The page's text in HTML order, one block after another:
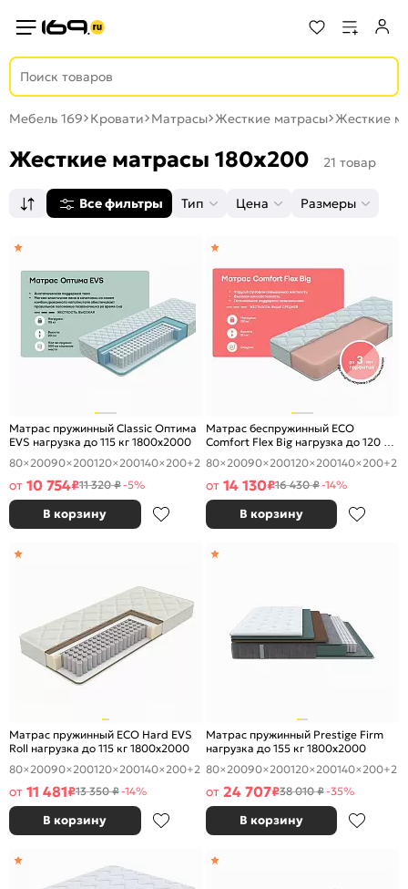
Мебель 169 Кровати Матрасы Жесткие матрасы Жесткие
Жесткие матрасы 180x200 21 товар
Все фильтры Тип Цена Размеры
Матрас пружинный Classic Оптима
EVS нагрузка до 115 кг 1800x2000
80×20090×200120×200140×200+2
от 10 754₽11 320 ₽-5%
В корзину
Матрас беспружинный ECO
Comfort Flex Big нагрузка до 120 кг
1800x2000
80×20090×200120×200140×200+2
от 14 130₽16 430 ₽-14%
В корзину
Матрас пружинный ECO Hard EVS
Roll нагрузка до 115 кг 1800x2000
80×20090×200120×200140×200+2
от 11 481₽13 350 ₽-14%
В корзину
Матрас пружинный Prestige Firm
нагрузка до 155 кг 1800x2000
80×20090×200120×200140×200+2
от 24 707₽38 010 ₽-35%
В корзину